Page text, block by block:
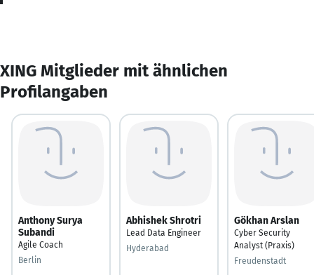
XING Mitglieder mit ähnlichen
Profilangaben
Anthony Surya
Subandi
Agile Coach
Berlin
Abhishek Shrotri
Lead Data Engineer
Hyderabad
Gökhan Arslan
Cyber Security
Analyst (Praxis)
Freudenstadt